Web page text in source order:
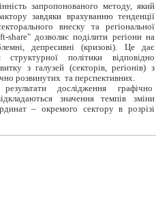
запропонованого методу, який
завдяки врахуванню тенденції
внеску та регіональної
share" дозволяє поділити регіони на
депресивні (кризові). Це дає
політики відповідно
з галузей (секторів, регіонів) з
розвинутих та перспективних.
дослідження графічно
значення темпів зміни
– окремого сектору в розрізі